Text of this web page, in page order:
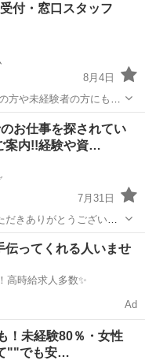
付・窓口スタッフ
8月4日
方や未経験者の方にも簡
方が未経験スタートです
タッフ
お仕事を探されてい
案内!!経験や資…
7月31日
だきありがとうございま
ておりご希望条件やご状
します!! 応募前に相談だ
伝ってくれる人いませ
登録不要！高時給求人多数✨
Ad
！未経験80％・女性
""でも安…